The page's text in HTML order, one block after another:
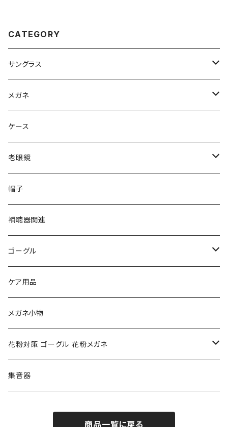
CATEGORY
サングラス
Ray-Ban レイバン
gucci グッチ
VivienneWestwood ヴィヴィアン
PAGE BOY ページボーイ
フルラ FURLA
トムフォード TOM FORD
NIKE ナイキ
クロエ chloe
ポリス POLICE
adidas アディダス
メガネ
Ray-Ban レイバン
gucci グッチ
VivienneWestwood ヴィヴィアン
FURLA フルラ
トムフォード TOM FORD
Oakley オークリー
renoma レノマ
RODEN STOCK ローデンストック
アーバンリサーチ URBAN RESEARCH
ケース
老眼鏡
エッシェンバッハ Eschenbach
PORSCHE DESIGN ポルシェデザイン
ルーペ
帽子
補聴器関連
ゴーグル
アックス AXE
花粉対策ゴーグル
度つき対応ゴーグル
コンバース CONVERSE
ケア用品
メガネ小物
花粉対策 ゴーグル 花粉メガネ
S-size
集音器
商品一覧に戻る